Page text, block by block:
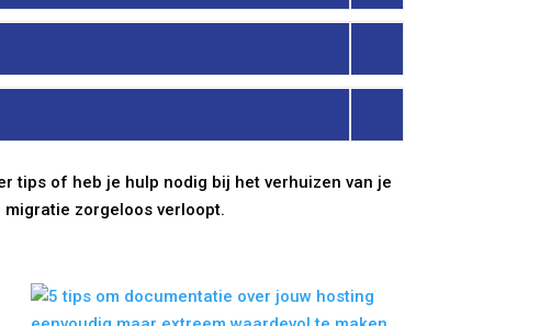
tips of heb je hulp nodig bij het verhuizen van je
zorgeloos verloopt.